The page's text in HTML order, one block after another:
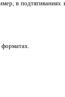
в подтягиваниях
форматах.